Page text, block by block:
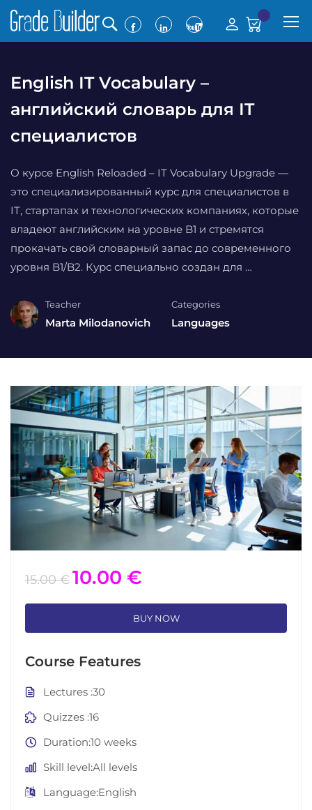
0
English IT Vocabulary –
английский словарь для IT
специалистов
О курсе English Reloaded – IT Vocabulary Upgrade —
это специализированный курс для специалистов в
IT, стартапах и технологических компаниях, которые
владеют английским на уровне B1 и стремятся
прокачать свой словарный запас до современного
уровня B1/B2. Курс специально создан для …
Teacher
Marta Milodanovich
Categories
Languages
15.00 €10.00 €
BUY NOW
Course Features
Lectures 30
Quizzes 16
Duration10 weeks
Skill levelAll levels
LanguageEnglish